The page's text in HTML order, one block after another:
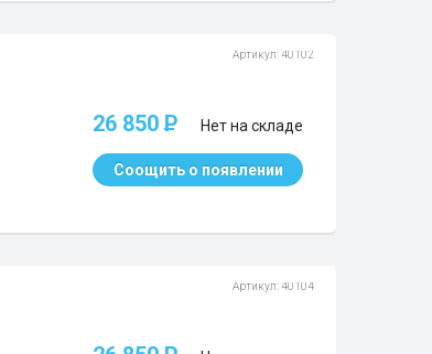
Артикул: 40102
26 850 P Нет на складе
Соощить о появлении
Артикул: 40104